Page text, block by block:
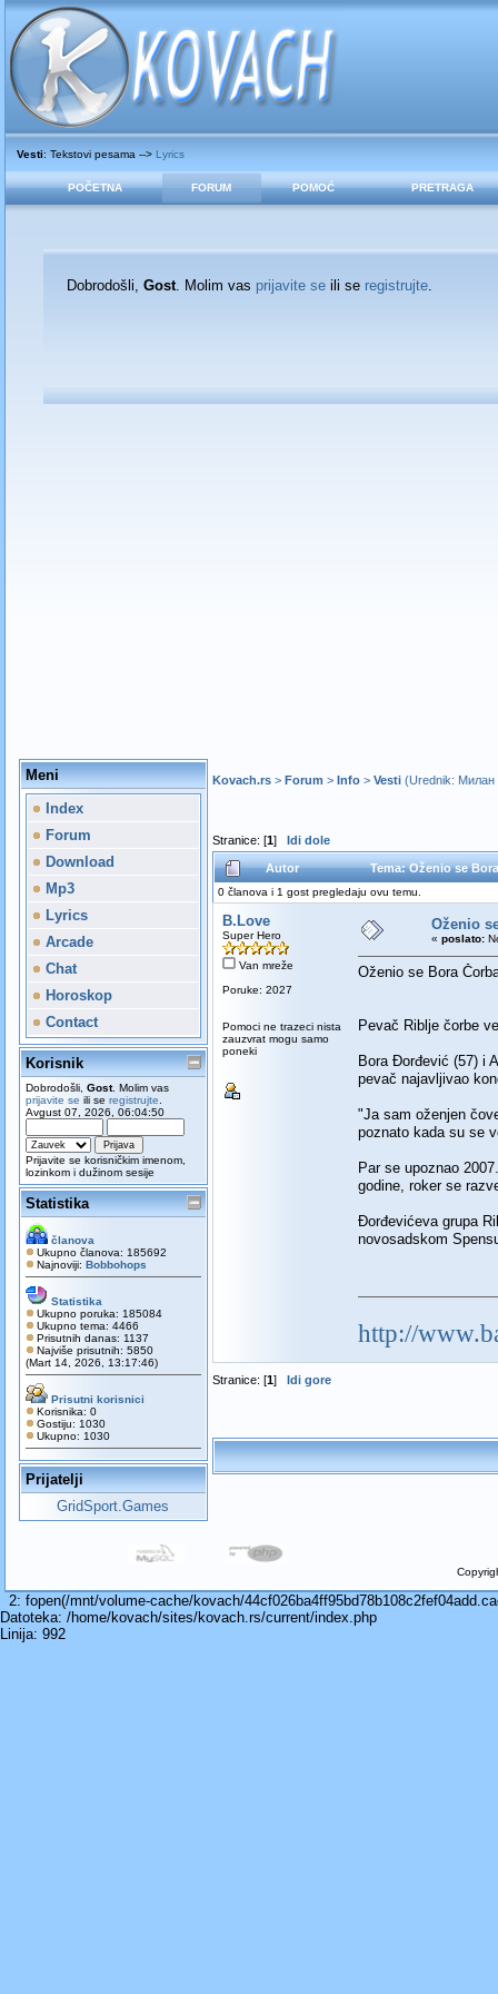
Vesti: Tekstovi pesama --> Lyrics
POČETNA FORUM POMOĆ PRETRAGA
Dobrodošli, Gost. Molim vas prijavite seili se registrujte.
Meni
Index
Forum
Download
Mp3
Lyrics
Arcade
Chat
Horoskop
Contact
Korisnik
Dobrodošli, Gost. Molim vas
prijavite se ili se registrujte
Avgust 07, 2026, 06:04:50
Prijavite se korisničkim imenom,
lozinkom i dužinom sesije
Statistika
članova
Ukupno članova: 185692
Najnoviji: Bobbohops
Statistika
Ukupno poruka: 185084
Ukupno tema: 4466
Prisutnih danas: 1137
Najviše prisutnih: 5850
(Mart 14, 2026, 13:17:46)
Prisutni korisnici
Korisnika: 0
Gostiju: 1030
Ukupno: 1030
Prijatelji
GridSport.Games
Kovach.rs> Forum > Info> Vesti(Urednik: Милан
Stranice: [1] Idi dole
Autor Tema: Oženio se
0 članova i 1 gost pregledaju ovu temu.
B.Love
Super Hero
Van mreže
Poruke: 2027
Pomoci ne trazeci nista
zauzvrat mogu samo
poneki
Oženio
« poslato:
Oženio se Bora
Pevač Riblje čorbe
Bora Đorđević (57) i
pevač najavljivao
"Ja sam oženjen
poznato kada su se
Par se upoznao
godine, roker se
Đorđevićeva grupa
novosadskom
http://
Stranice: [1] Idi gore
2: fopen(/mnt/volume-cache/kovach/
Datoteka: /home/kovach/sites/kovach.rs/current/index.php
Linija: 992